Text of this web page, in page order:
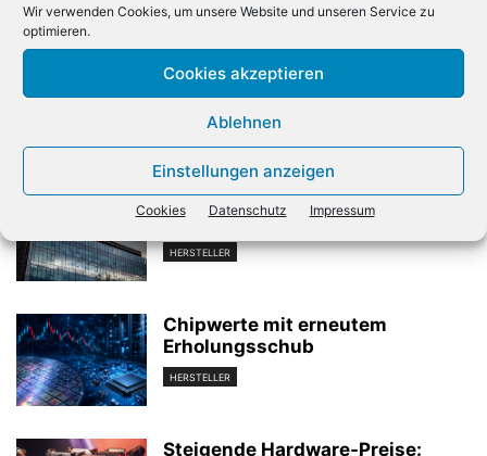
Wir verwenden Cookies, um unsere Website und unseren Service zu
optimieren.
Cookies akzeptieren
Ablehnen
Einstellungen anzeigen
Cookies Datenschutz Impressum
Vorheriger Artikel
Levi’s verwandelt Jacken
und Jeans in Trackpads
Witwe entsorgt wertvollen
Apple-Computer von 1976
Verwandte Artikel
Handy-Klotz aus Finnland: So
begann die Smartphone-Ära
HERSTELLER
Chipwerte mit erneutem
Erholungsschub
HERSTELLER
Steigende Hardware-Preise: